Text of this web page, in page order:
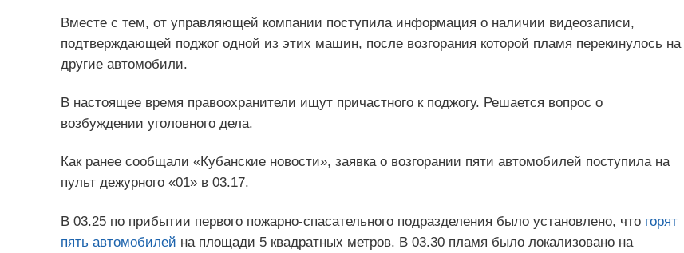
Вместе с тем, от управляющей компании поступила информация о наличии видеозаписи,
подтверждающей поджог одной из этих машин, после возгорания которой пламя перекинулось на
другие автомобили.
В настоящее время правоохранители ищут причастного к поджогу. Решается вопрос о
возбуждении уголовного дела.
Как ранее сообщали «Кубанские новости», заявка о возгорании пяти автомобилей поступила на
пульт дежурного «01» в 03.17.
В 03.25 по прибытии первого пожарно-спасательного подразделения было установлено, что горят
пять автомобилей на площади 5 квадратных метров. В 03.30 пламя было локализовано на